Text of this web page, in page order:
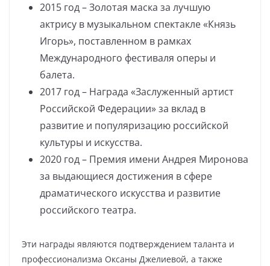
2015 год – Золотая маска за лучшую
актрису в музыкальном спектакле «Князь
Игорь», поставленном в рамках
Международного фестиваля оперы и
балета.
2017 год – Награда «Заслуженный артист
Российской Федерации» за вклад в
развитие и популяризацию российской
культуры и искусства.
2020 год – Премия имени Андрея Миронова
за выдающиеся достижения в сфере
драматического искусства и развитие
российского театра.
Эти награды являются подтверждением таланта и
профессионализма Оксаны Джелиевой, а также